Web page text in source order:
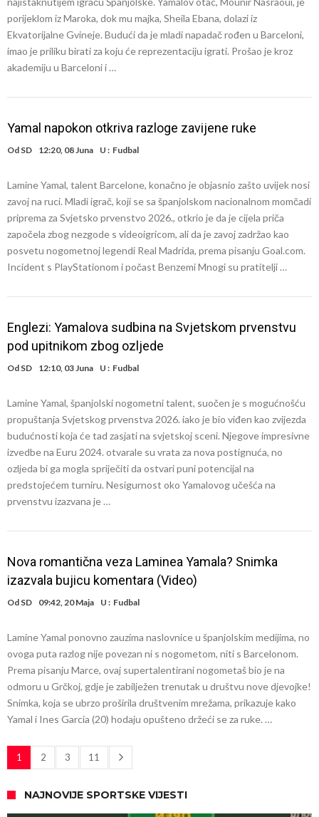
porijeklom iz Maroka, dok mu majka, Sheila Ebana, dolazi iz
Ekvatorijalne Gvineje. Budući da je mladi napadač rođen u Barceloni,
imao je priliku birati za koju će reprezentaciju igrati. Prošao je kroz
akademiju u Barceloni i …
Yamal napokon otkriva razloge zavijene ruke
Od SD 12:20, 08 Juna U : Fudbal
Lamine Yamal, talent Barcelone, konačno je objasnio zašto uvijek nosi
zavoj na ruci. Mladi igrač, koji se sa španjolskom nacionalnom momčadi
priprema za Svjetsko prvenstvo 2026., otkrio je da je cijela priča
započela zbog nezgode s videoigricom, ali da je zavoj zadržao kao
posvetu nogometnoj legendi Real Madrida, prema pisanju Goal.com.
Incident s PlayStationom i počast Benzemi Mnogi su pratitelji …
Englezi: Yamalova sudbina na Svjetskom prvenstvu
pod upitnikom zbog ozljede
Od SD 12:10, 03 Juna U : Fudbal
Lamine Yamal, španjolski nogometni talent, suočen je s mogućnošću
propuštanja Svjetskog prvenstva 2026. iako je bio viđen kao zvijezda
budućnosti koja će tad zasjati na svjetskoj sceni. Njegove impresivne
izvedbe na Euru 2024. otvarale su vrata za nova postignuća, no
ozljeda bi ga mogla spriječiti da ostvari puni potencijal na
predstojećem turniru. Nesigurnost oko Yamalovog učešća na
prvenstvu izazvana je …
Nova romantična veza Laminea Yamala? Snimka
izazvala bujicu komentara (Video)
Od SD 09:42, 20 Maja U : Fudbal
Lamine Yamal ponovno zauzima naslovnice u španjolskim medijima, no
ovoga puta razlog nije povezan ni s nogometom, niti s Barcelonom.
Prema pisanju Marce, ovaj supertalentirani nogometaš bio je na
odmoru u Grčkoj, gdje je zabilježen trenutak u društvu nove djevojke!
Snimka, koja se ubrzo proširila društvenim mrežama, prikazuje kako
Yamal i Ines Garcia (20) hodaju opušteno držeći se za ruke. …
1 2 3 11
NAJNOVIJE SPORTSKE VIJESTI